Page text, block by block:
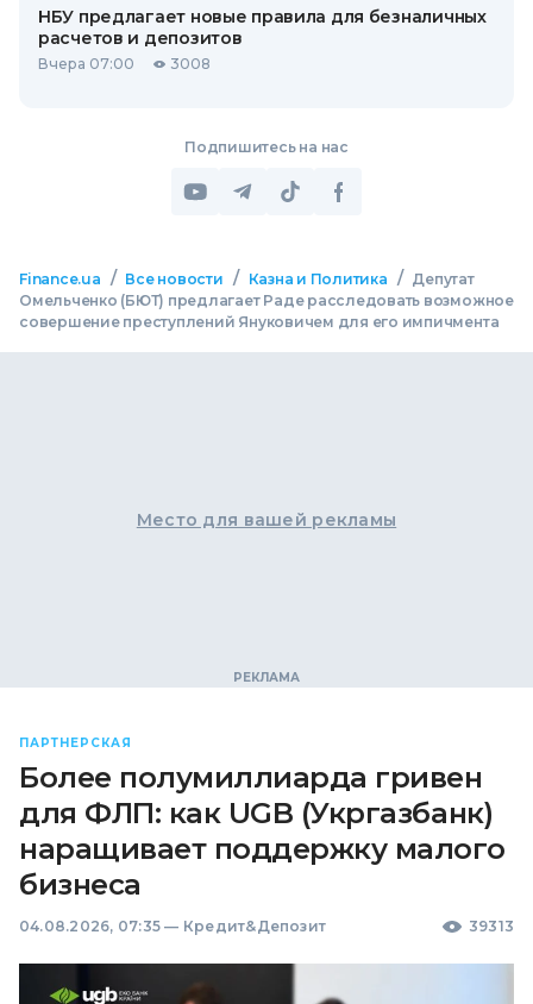
НБУ предлагает новые правила для безналичных
расчетов и депозитов
Вчера 07:00 3008
Подпишитесь на нас
Finance.ua / Все новости / Казна и Политика / Депутат
Омельченко (БЮТ) предлагает Раде расследовать возможное
совершение преступлений Януковичем для его импичмента
Место для вашей рекламы
ПАРТНЕРСКАЯ
Более полумиллиарда гривен
для ФЛП: как UGB (Укргазбанк)
наращивает поддержку малого
бизнеса
04.08.2026, 07:35 — Кредит&Депозит 39313